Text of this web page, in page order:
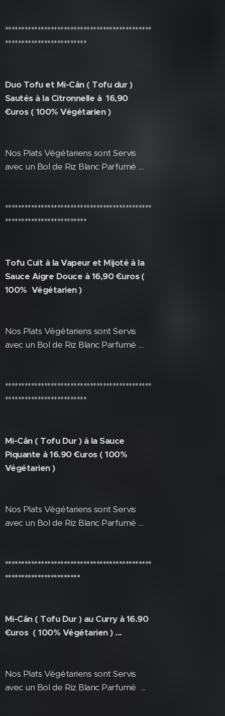
*********************************************
*************************
Duo Tofu et Mi-Cân ( Tofu dur )
Sautés à la Citronnelle à 16,90
€uros ( 100% Végétarien )
Nos Plats Végétariens sont Servis
avec un Bol de Riz Blanc Parfumé ...
*********************************************
*************************
Tofu Cuit à la Vapeur et Mijoté à la
Sauce Aigre Douce à 16,90 €uros (
100% Végétarien )
Nos Plats Végétariens sont Servis
avec un Bol de Riz Blanc Parfumé ...
*********************************************
*************************
Mi-Cân ( Tofu Dur ) à la Sauce
Piquante à 16.90 €uros ( 100%
Végétarien )
Nos Plats Végétariens sont Servis
avec un Bol de Riz Blanc Parfumé ...
*********************************************
***********************
Mi-Cân ( Tofu Dur ) au Curry à 16.90
€uros ( 100% Végétarien ) ...
Nos Plats Végétariens sont Servis
avec un Bol de Riz Blanc Parfumé ...